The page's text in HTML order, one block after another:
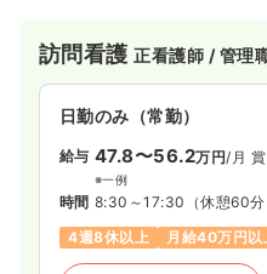
訪問看護正看護師 / 管理
日勤のみ（常勤）
給与 47.8〜56.2万円/月
※一例
時間 8:30～17:30 （休憩60分
4週8休以上
月給40万円以